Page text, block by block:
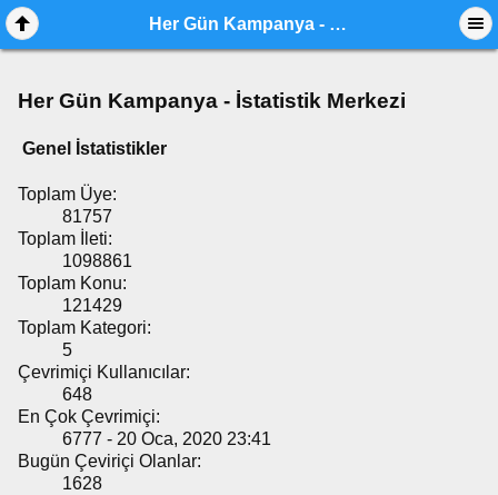
Her Gün Kampanya - İstatistik Merkezi
Her Gün Kampanya - İstatistik Merkezi
Genel İstatistikler
Toplam Üye:
81757
Toplam İleti:
1098861
Toplam Konu:
121429
Toplam Kategori:
5
Çevrimiçi Kullanıcılar:
648
En Çok Çevrimiçi:
6777 - 20 Oca, 2020 23:41
Bugün Çeviriçi Olanlar:
1628